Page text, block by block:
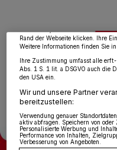
möglicherweise nicht mehr so
widerrufen, indem Sie auf den
Rand der Webseite klicken. Ihre
Weitere Informationen finden Sie
Ihre Zustimmung umfasst alle
Abs. 1 S. 1 lit. a DSGVO auch die
den USA ein.
Wir und unsere Partner
bereitzustellen:
Verwendung genauer
aktiv abfragen. Speichern von
Personalisierte Werbung und
Performance von Inhalten,
Verbesserung von Angeboten.